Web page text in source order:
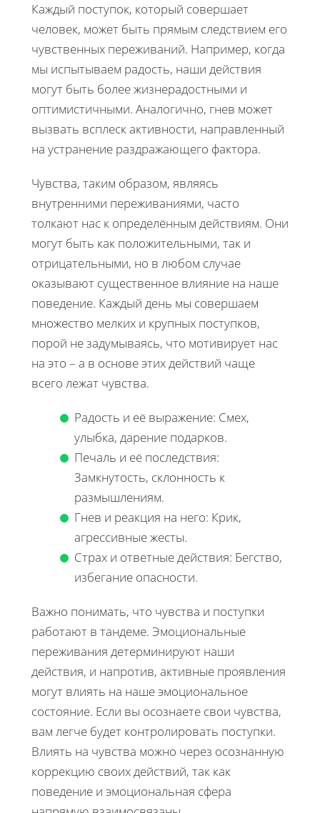
Каждый поступок, который совершает
человек, может быть прямым следствием его
чувственных переживаний. Например, когда
мы испытываем радость, наши действия
могут быть более жизнерадостными и
оптимистичными. Аналогично, гнев может
вызвать всплеск активности, направленный
на устранение раздражающего фактора.
Чувства, таким образом, являясь
внутренними переживаниями, часто
толкают нас к определённым действиям. Они
могут быть как положительными, так и
отрицательными, но в любом случае
оказывают существенное влияние на наше
поведение. Каждый день мы совершаем
множество мелких и крупных поступков,
порой не задумываясь, что мотивирует нас
на это – а в основе этих действий чаще
всего лежат чувства.
Радость и её выражение: Смех,
улыбка, дарение подарков.
Печаль и её последствия:
Замкнутость, склонность к
размышлениям.
Гнев и реакция на него: Крик,
агрессивные жесты.
Страх и ответные действия: Бегство,
избегание опасности.
Важно понимать, что чувства и поступки
работают в тандеме. Эмоциональные
переживания детерминируют наши
действия, и напротив, активные проявления
могут влиять на наше эмоциональное
состояние. Если вы осознаете свои чувства,
вам легче будет контролировать поступки.
Влиять на чувства можно через осознанную
коррекцию своих действий, так как
поведение и эмоциональная сфера